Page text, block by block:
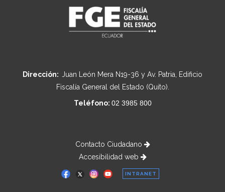
Dirección: Juan León Mera N19-36 y Av. Patria, Edificio
Fiscalía General del Estado (Quito).
Teléfono: 02 3985 800
Contacto Ciudadano
Accesibilidad web
INTRANET